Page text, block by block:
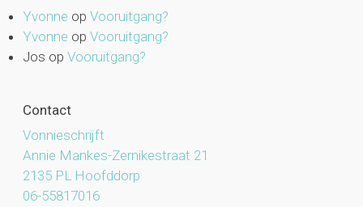
Yvonne op Vooruitgang?
Yvonne op Vooruitgang?
Jos op Vooruitgang?
Contact
Vonnieschrijft
Annie Mankes-Zernikestraat 21
2135 PL Hoofddorp
06-55817016